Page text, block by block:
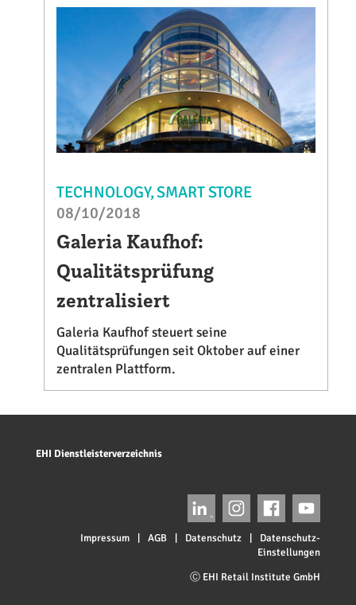
TECHNOLOGY SMART STORE
08/10/2018
Galeria Kaufhof:
Qualitätsprüfung
zentralisiert
Galeria Kaufhof steuert seine
Qualitätsprüfungen seit Oktober auf einer
zentralen Plattform.
EHI Dienstleisterverzeichnis
Impressum | AGB | Datenschutz |
Datenschutz-
Einstellungen
Ⓒ EHI Retail Institute GmbH